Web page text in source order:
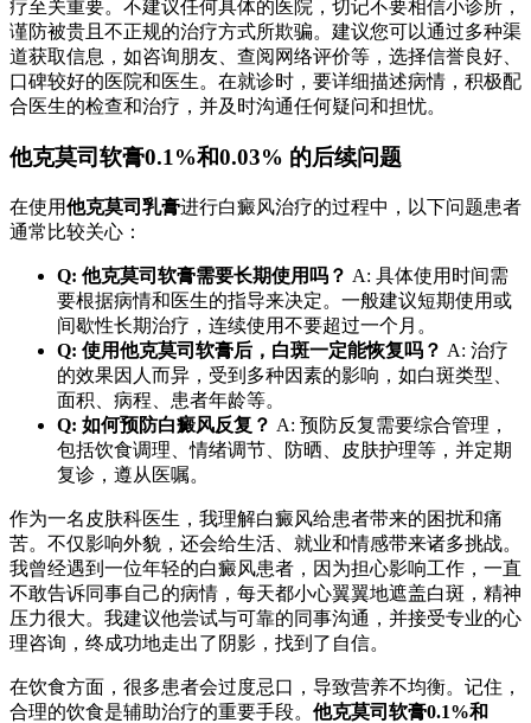
疗至关重要。不建议任何具体的医院，切记不要相信小诊所，
谨防被贵且不正规的治疗方式所欺骗。建议您可以通过多种渠
道获取信息，如咨询朋友、查阅网络评价等，选择信誉良好、
口碑较好的医院和医生。在就诊时，要详细描述病情，积极配
合医生的检查和治疗，并及时沟通任何疑问和担忧。
他克莫司软膏0.1%和0.03% 的后续问题
在使用他克莫司乳膏进行白癜风治疗的过程中，以下问题患者
通常比较关心：
Q: 他克莫司软膏需要长期使用吗？ A: 具体使用时间需
要根据病情和医生的指导来决定。一般建议短期使用或
间歇性长期治疗，连续使用不要超过一个月。
Q: 使用他克莫司软膏后，白斑一定能恢复吗？ A: 治疗
的效果因人而异，受到多种因素的影响，如白斑类型、
面积、病程、患者年龄等。
Q: 如何预防白癜风反复？ A: 预防反复需要综合管理，
包括饮食调理、情绪调节、防晒、皮肤护理等，并定期
复诊，遵从医嘱。
作为一名皮肤科医生，我理解白癜风给患者带来的困扰和痛
苦。不仅影响外貌，还会给生活、就业和情感带来诸多挑战。
我曾经遇到一位年轻的白癜风患者，因为担心影响工作，一直
不敢告诉同事自己的病情，每天都小心翼翼地遮盖白斑，精神
压力很大。我建议他尝试与可靠的同事沟通，并接受专业的心
理咨询，终成功地走出了阴影，找到了自信。
在饮食方面，很多患者会过度忌口，导致营养不均衡。记住，
合理的饮食是辅助治疗的重要手段。 他克莫司软膏0.1%和